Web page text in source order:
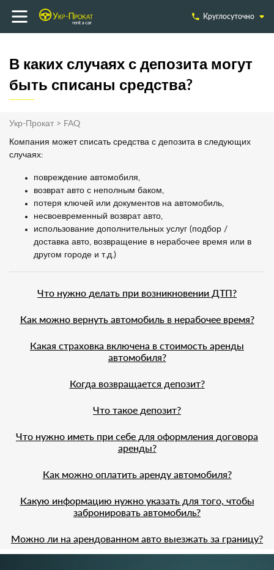
Круглосуточно
В каких случаях с депозита могут
быть списаны средства?
Укр-Прокат > FAQ
Компания может списать средства с депозита в следующих
случаях:
повреждение автомобиля,
возврат авто с неполным баком,
потеря ключей или документов на автомобиль,
несвоевременный возврат авто,
использование дополнительных услуг (подбор /
доставка авто, возвращение в нерабочее время или в
другом городе и т.д.)
Что нужно делать при возникновении ДТП?
Как можно вернуть автомобиль в нерабочее время?
Какая страховка включена в стоимость аренды
автомобиля?
Когда возвращается депозит?
Что такое депозит?
Что нужно иметь при себе для оформления договора
аренды?
Как можно оплатить аренду автомобиля?
Какую информацию нужно указать для того, чтобы
забронировать автомобиль?
Можно ли на арендованном авто выезжать за границу?